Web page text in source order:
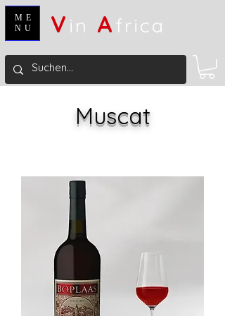
V in Africa
ME
NU
Muscat